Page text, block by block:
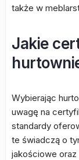
także w
Jakie
Wybierając
uwagę na
standardy
te świadczą o
jakościowe